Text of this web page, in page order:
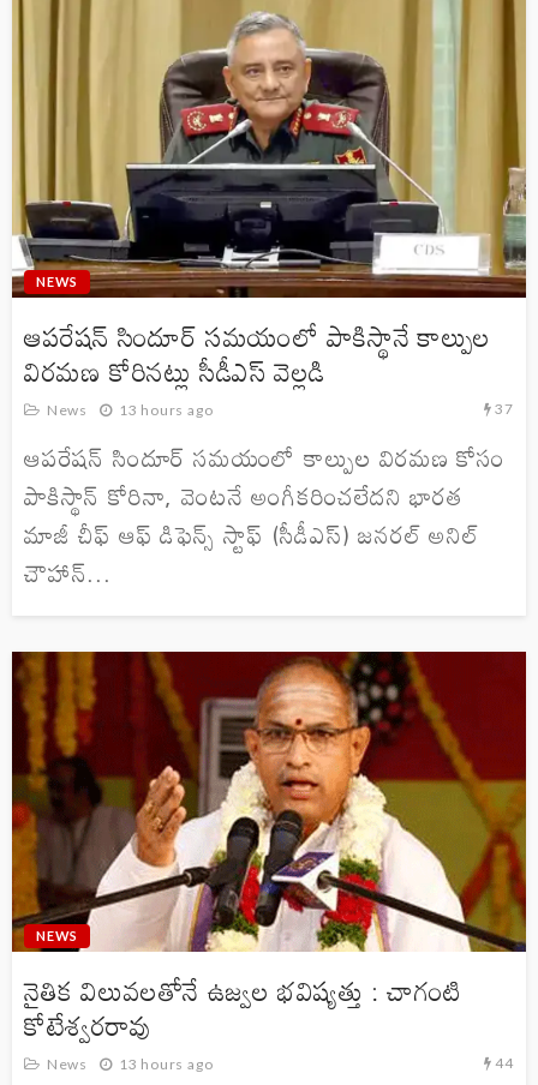
NEWS
ఆపరేషన్‌ సిందూర్‌ సమయంలో పాకిస్థానే కాల్పుల
విరమణ కోరినట్లు సీడీఎస్‌ వెల్లడి
News 13 hours ago 37
ఆపరేషన్ సిందూర్ సమయంలో కాల్పుల విరమణ కోసం
పాకిస్థాన్ కోరినా, వెంటనే అంగీకరించలేదని భారత
మాజీ చీఫ్ ఆఫ్ డిఫెన్స్ స్టాఫ్ (సీడీఎస్) జనరల్ అనిల్
చౌహాన్...
NEWS
నైతిక విలువలతోనే ఉజ్వల భవిష్యత్తు : చాగంటి
కోటేశ్వరరావు
News 13 hours ago 44